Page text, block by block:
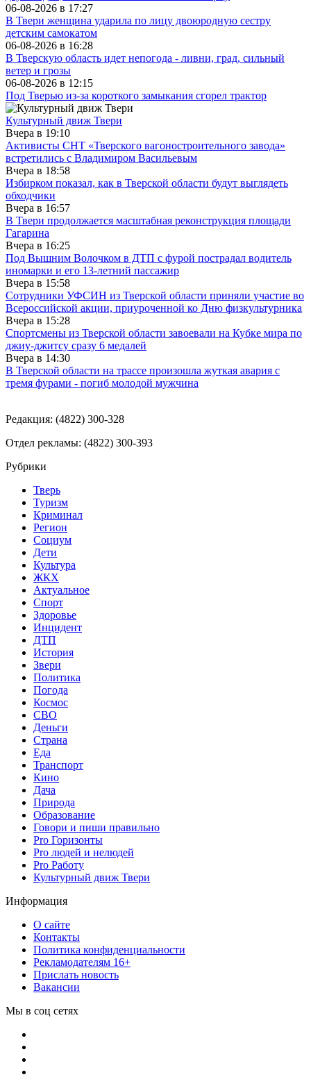
06-08-2026 в 17:27
В Твери женщина ударила по лицу двоюродную сестру
детским самокатом
06-08-2026 в 16:28
В Тверскую область идет непогода - ливни, град, сильный
ветер и грозы
06-08-2026 в 12:15
Под Тверью из-за короткого замыкания сгорел трактор
Культурный движ Твери
Вчера в 19:10
Активисты СНТ «Тверского вагоностроительного завода»
встретились с Владимиром Васильевым
Вчера в 18:58
Избирком показал, как в Тверской области будут выглядеть
обходчики
Вчера в 16:57
В Твери продолжается масштабная реконструкция площади
Гагарина
Вчера в 16:25
Под Вышним Волочком в ДТП с фурой пострадал водитель
иномарки и его 13-летний пассажир
Вчера в 15:58
Сотрудники УФСИН из Тверской области приняли участие во
Всероссийской акции, приуроченной ко Дню физкультурника
Вчера в 15:28
Спортсмены из Тверской области завоевали на Кубке мира по
джиу-джитсу сразу 6 медалей
Вчера в 14:30
В Тверской области на трассе произошла жуткая авария с
тремя фурами - погиб молодой мужчина
Редакция: (4822) 300-328
Отдел рекламы: (4822) 300-393
Рубрики
Тверь
Туризм
Криминал
Регион
Социум
Дети
Культура
ЖКХ
Актуальное
Спорт
Здоровье
Инцидент
ДТП
История
Звери
Политика
Погода
Космос
СВО
Деньги
Страна
Еда
Транспорт
Кино
Дача
Природа
Образование
Говори и пиши правильно
Pro Горизонты
Pro людей и нелюдей
Pro Работу
Культурный движ Твери
Информация
О сайте
Контакты
Политика конфиденциальности
Рекламодателям 16+
Прислать новость
Вакансии
Мы в соц сетях